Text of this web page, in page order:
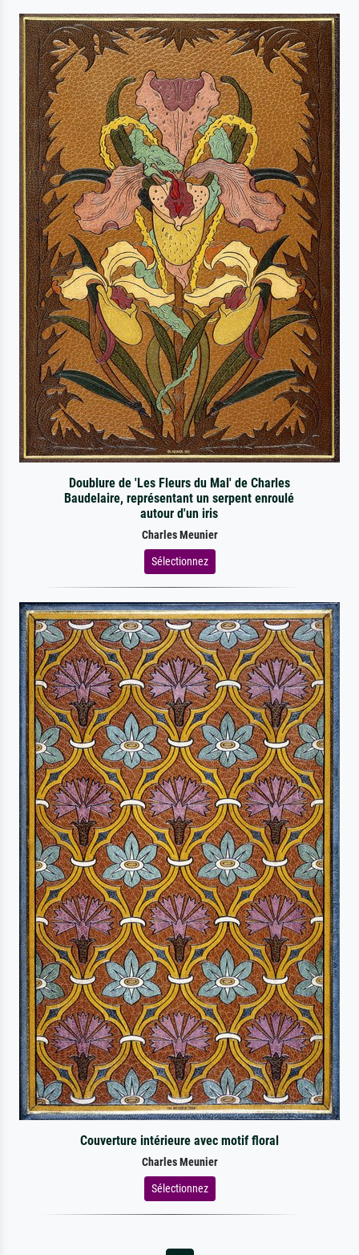
Doublure de 'Les Fleurs du Mal' de Charles
Baudelaire, représentant un serpent enroulé
autour d'un iris
Charles Meunier
Sélectionnez
Couverture intérieure avec motif floral
Charles Meunier
Sélectionnez